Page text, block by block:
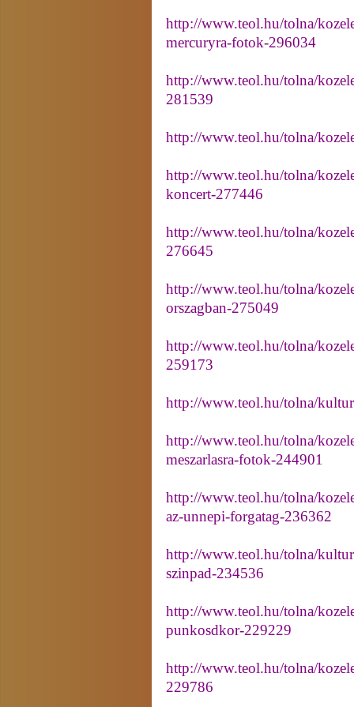
http://www.teol.hu/tolna/
mercuryra-fotok-296034
http://www.teol.hu/tolna/
281539
http://www.teol.hu/tolna/
http://www.teol.hu/tolna/
koncert-277446
http://www.teol.hu/tolna/
276645
http://www.teol.hu/tolna/
orszagban-275049
http://www.teol.hu/tolna/
259173
http://www.teol.hu/tolna/
http://www.teol.hu/tolna/
meszarlasra-fotok-244901
http://www.teol.hu/tolna/
az-unnepi-forgatag-236362
http://www.teol.hu/tolna/
szinpad-234536
http://www.teol.hu/tolna/
punkosdkor-229229
http://www.teol.hu/tolna/
229786